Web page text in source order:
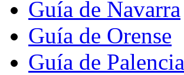
Guía de Navarra
Guía de Orense
Guía de Palencia